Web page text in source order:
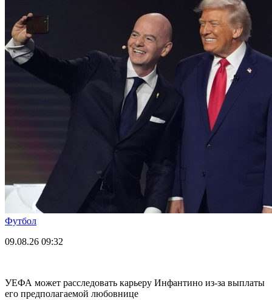
Футбол
09.08.26 09:32
УЕФА может расследовать карьеру Инфантино из-за выплаты
его предполагаемой любовнице